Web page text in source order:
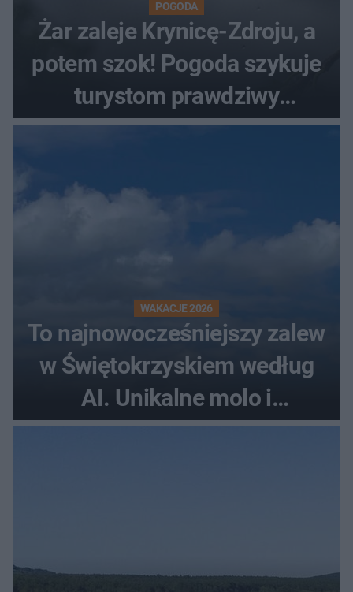
POGODA
Żar zaleje Krynicę-Zdroju, a
potem szok! Pogoda szykuje
turystom prawdziwy
rollercoaster
WAKACJE 2026
To najnowocześniejszy zalew
w Świętokrzyskiem według
AI. Unikalne molo i
promenada